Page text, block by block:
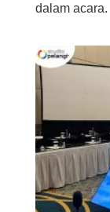
dalam acara.